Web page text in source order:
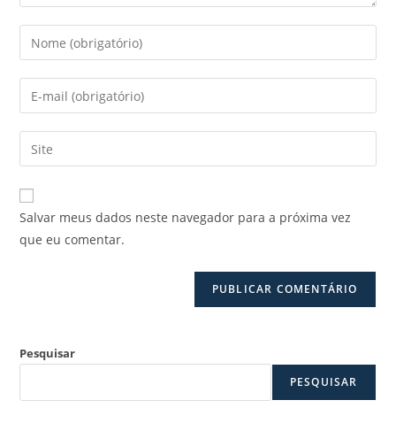
Salvar meus dados neste navegador para a próxima vez
que eu comentar.
Pesquisar
PESQUISAR